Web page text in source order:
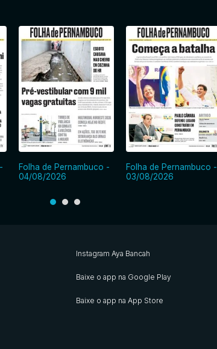
Folha de Pernambuco -
04/08/2026
Folha de Pernambuco -
03/08/2026
Instagram Aya Bancah
Baixe o app na Google Play
Baixe o app na App Store